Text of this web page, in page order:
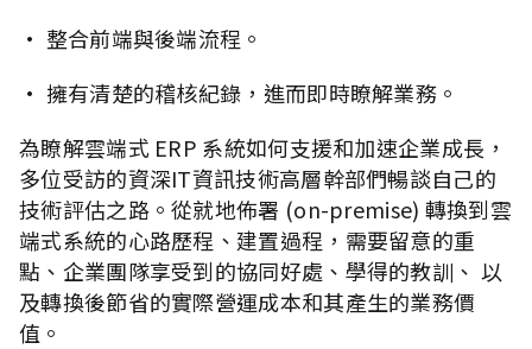
• 整合前端與後端流程。
• 擁有清楚的稽核紀錄，進而即時瞭解業務。
為瞭解雲端式 ERP 系統如何支援和加速企業成長，
多位受訪的資深IT資訊技術高層幹部們暢談自己的
技術評估之路。從就地佈署 (on-premise) 轉換到雲
端式系統的心路歷程、建置過程，需要留意的重
點、企業團隊享受到的協同好處、學得的教訓、 以
及轉換後節省的實際營運成本和其產生的業務價
值。